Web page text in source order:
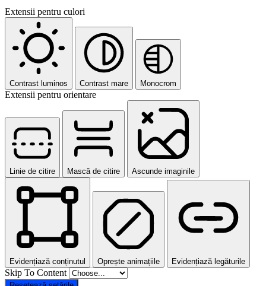
Extensii pentru culori
Contrast luminos Contrast mare Monocrom
Extensii pentru orientare
Linie de citire Mască de citire Ascunde imaginile
Evidențiază conținutul Oprește animațiile Evidențiază legăturile
Skip To Content